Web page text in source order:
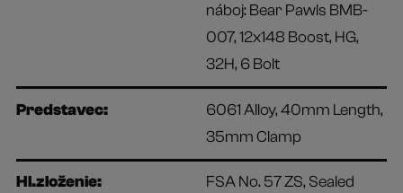
náboj: Bear Pawls BMB-
007, 12x148 Boost, HG,
32H, 6 Bolt
Predstavec:
6061 Alloy, 40mm Length,
35mm Clamp
Hl.zloženie:
FSA No. 57 ZS, Sealed